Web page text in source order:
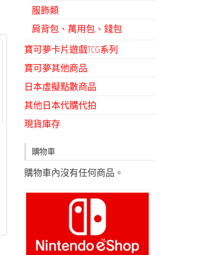
服飾類
肩背包、萬用包、錢包
寶可夢卡片遊戲TCG系列
寶可夢其他商品
日本虛擬點數商品
其他日本代購代拍
現貨庫存
購物車
購物車內沒有任何商品。